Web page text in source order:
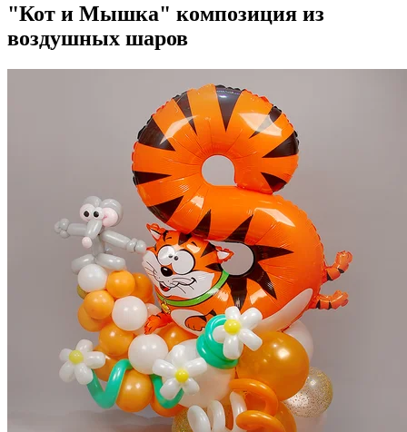
"Кот и Мышка" композиция из
воздушных шаров